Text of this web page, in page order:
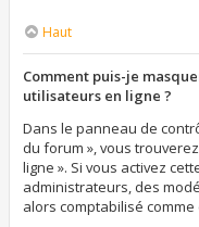
Haut
Comment puis-je
utilisateurs en ligne ?
Dans le panneau de
du forum », vous
ligne ». Si vous activez
administrateurs, des
alors comptabilisé